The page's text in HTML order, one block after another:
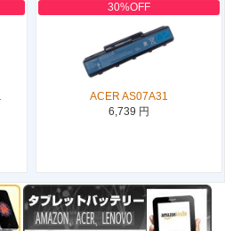
30%OFF
ACER AS07A31
6,739 円